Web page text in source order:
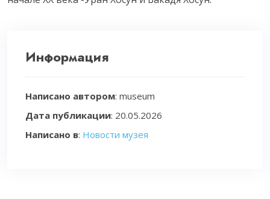
Информация
Написано автором: museum
Дата публикации: 20.05.2026
Написано в: Новости музея